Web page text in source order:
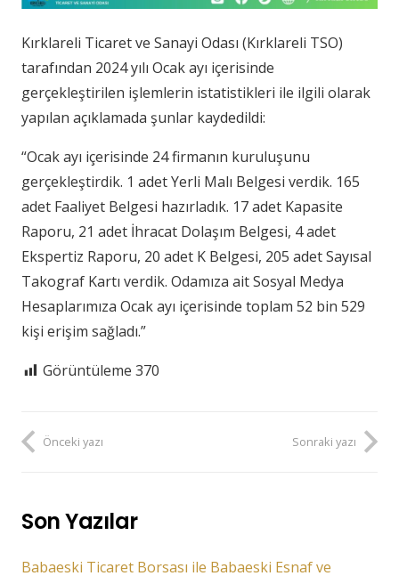
Kırklareli Ticaret ve Sanayi Odası (Kırklareli TSO)
tarafından 2024 yılı Ocak ayı içerisinde
gerçekleştirilen işlemlerin istatistikleri ile ilgili olarak
yapılan açıklamada şunlar kaydedildi:
“Ocak ayı içerisinde 24 firmanın kuruluşunu
gerçekleştirdik. 1 adet Yerli Malı Belgesi verdik. 165
adet Faaliyet Belgesi hazırladık. 17 adet Kapasite
Raporu, 21 adet İhracat Dolaşım Belgesi, 4 adet
Ekspertiz Raporu, 20 adet K Belgesi, 205 adet Sayısal
Takograf Kartı verdik. Odamıza ait Sosyal Medya
Hesaplarımıza Ocak ayı içerisinde toplam 52 bin 529
kişi erişim sağladı.”
Görüntüleme 370
Önceki yazı Sonraki yazı
Son Yazılar
Babaeski Ticaret Borsası ile Babaeski Esnaf ve